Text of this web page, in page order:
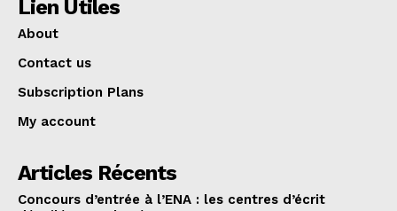
Lien Utiles
About
Contact us
Subscription Plans
My account
Articles Récents
Concours d’entrée à l’ENA : les centres d’écrit